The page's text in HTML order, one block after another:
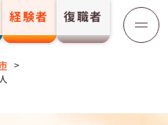
経験者 復職者